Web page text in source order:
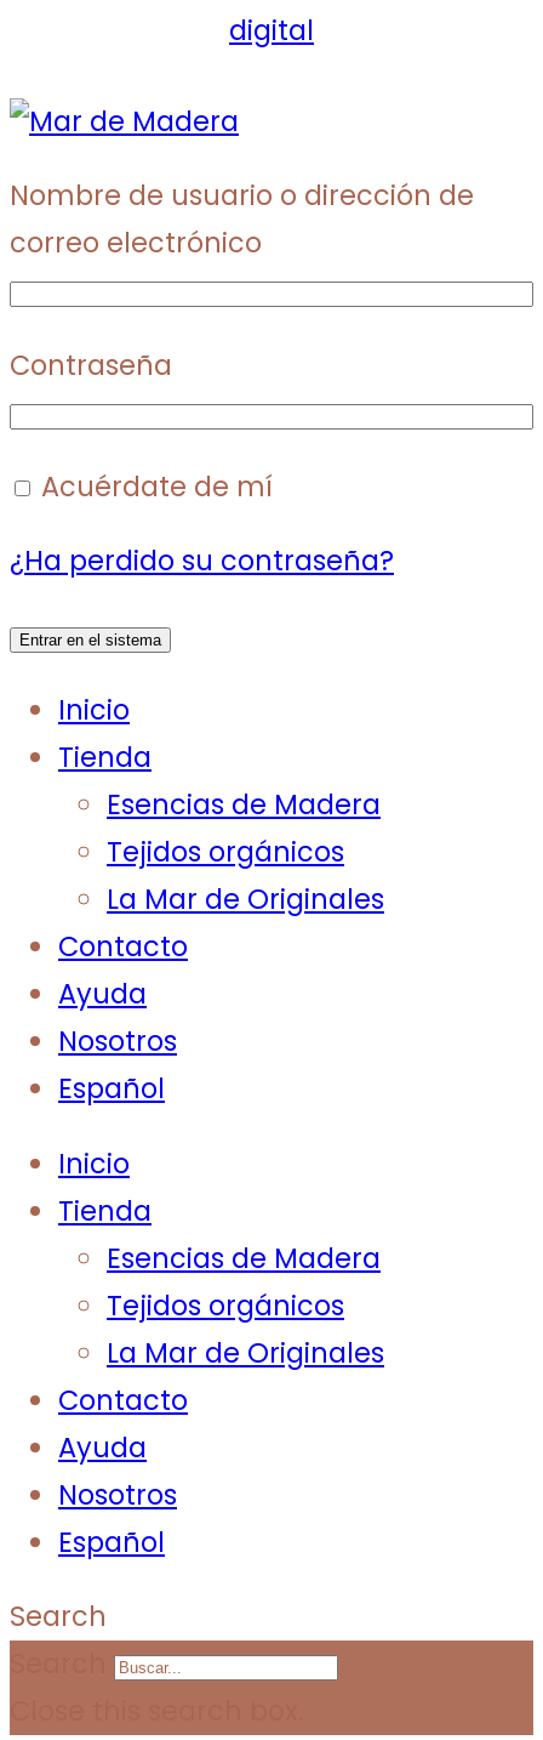
Nombre de usuario o dirección de
correo electrónico
Contraseña
Acuérdate de mí
¿Ha perdido su contraseña?
Entrar en el sistema
Inicio
Tienda
Esencias de Madera
Tejidos orgánicos
La Mar de Originales
Contacto
Ayuda
Nosotros
Español
Inicio
Tienda
Esencias de Madera
Tejidos orgánicos
La Mar de Originales
Contacto
Ayuda
Nosotros
Español
Search